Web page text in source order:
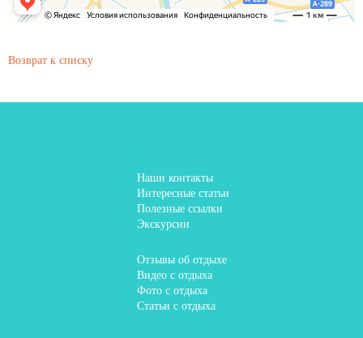
Возврат к списку
Наши контакты
Интересные статьи
Полезные ссылки
Экскурсии
Отзывы об отдыхе
Видео с отдыха
Фото с отдыха
Статьи с отдыха